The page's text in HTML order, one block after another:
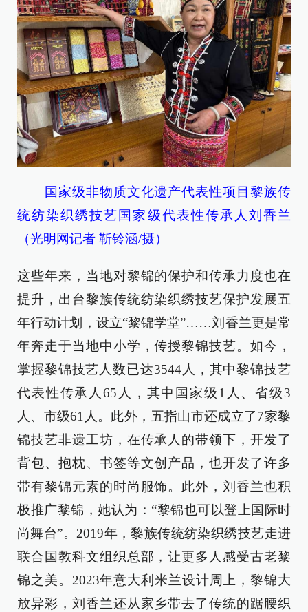
国家级非物质文化遗产代表性项目黎族传
统纺染织绣技艺国家级代表性传承人刘香兰
（光明网记者 靳铃涵/摄）
这些年来，当地对黎锦的保护和传承力度也在
提升，出台黎族传统纺染织绣技艺保护发展五
年行动计划，设立“黎锦学堂”……刘香兰更是常
年奔走于当地中小学，传授黎锦技艺。如今，
掌握黎锦技艺人数已达3544人，其中黎锦技艺
代表性传承人65人，其中国家级1人、省级3
人、市级61人。此外，五指山市还成立了7家黎
锦技艺非遗工坊，在传承人的带领下，开发了
背包、抱枕、书签等文创产品，也开发了许多
带有黎锦元素的时尚服饰。此外，刘香兰也积
极推广黎锦，她认为：“黎锦也可以登上国际时
尚舞台”。2019年，黎族传统纺染织绣技艺走进
联合国教科文组织总部，让更多人感受古老黎
锦之美。2023年意大利米兰设计周上，黎锦大
放异彩，刘香兰还从家乡带去了传统的踞腰织